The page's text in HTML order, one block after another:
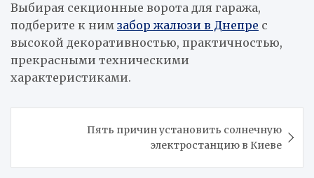
Выбирая секционные ворота для гаража,
подберите к ним забор жалюзи в Днепре с
высокой декоративностью, практичностью,
прекрасными техническими
характеристиками.
записям
Пять причин установить солнечную
электростанцию в Киеве